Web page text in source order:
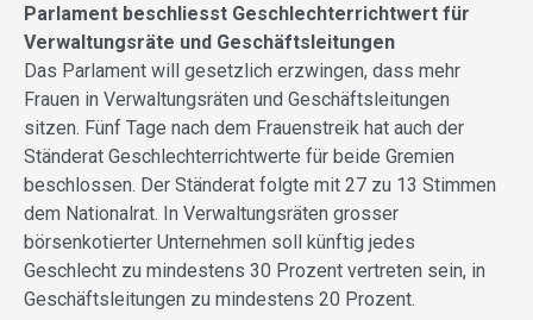
Parlament beschliesst Geschlechterrichtwert für
Verwaltungsräte und Geschäftsleitungen
Das Parlament will gesetzlich erzwingen, dass mehr
Frauen in Verwaltungsräten und Geschäftsleitungen
sitzen. Fünf Tage nach dem Frauenstreik hat auch der
Ständerat Geschlechterrichtwerte für beide Gremien
beschlossen. Der Ständerat folgte mit 27 zu 13 Stimmen
dem Nationalrat. In Verwaltungsräten grosser
börsenkotierter Unternehmen soll künftig jedes
Geschlecht zu mindestens 30 Prozent vertreten sein, in
Geschäftsleitungen zu mindestens 20 Prozent.